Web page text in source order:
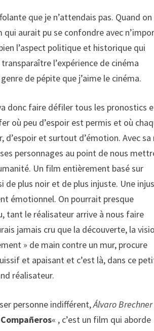
que je n’attendais pas. Quand on
qui aurait pu se confondre avec
l’aspect politique et historique qui
l’expérience de cinéma
de pépite que j’aime le cinéma.
donc faire défiler tous les pronostics
où peu d’espoir est permis et où
et surtout d’émotion. Avec sa
personnages au point de nous
Un film entièrement basé sur
de plus noir et de plus injuste. Une
émotionnel. On pourrait presque
tant le réalisateur arrive à nous faire
jamais cru que la découverte, la
» de main contre un mur, procure
et apaisant et c’est là, dans ce
réalisateur.
personne indifférent,Álvaro Brechner
Compañeros« , c’est un film qui aborde